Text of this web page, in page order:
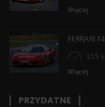
Więcej
FERRARI
315
Więcej
PRZYDATNE